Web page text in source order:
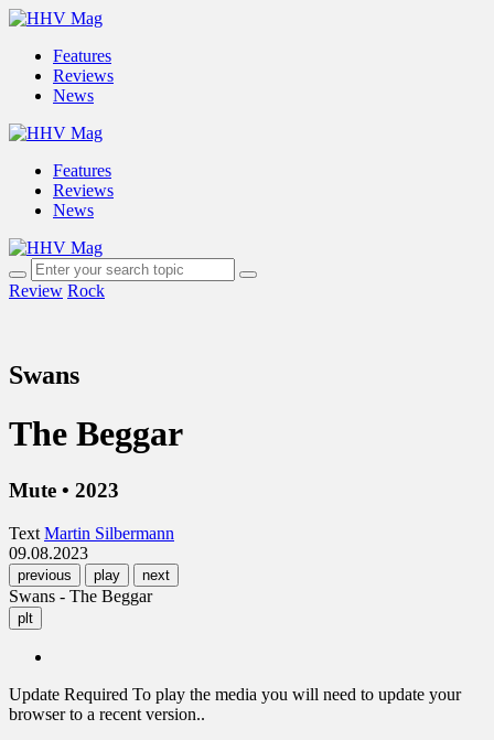
Features
Reviews
News
Features
Reviews
News
Review Rock
Swans
The Beggar
Mute • 2023
Text Martin Silbermann
09.08.2023
previous play next
Swans - The Beggar
plt
Update Required To play the media you will need to update your
browser to a recent version..